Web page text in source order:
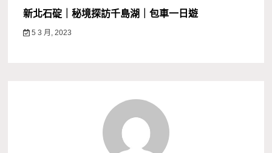
新北石碇｜秘境探訪千島湖｜包車一日遊
5 3 月, 2023